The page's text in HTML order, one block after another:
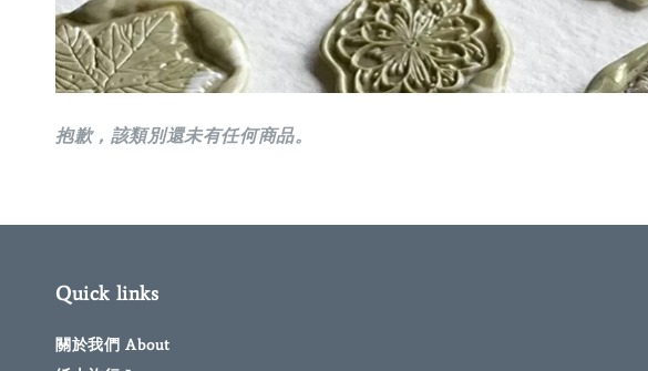
抱歉，該類別還未有任何商品。
Quick links
關於我們 About